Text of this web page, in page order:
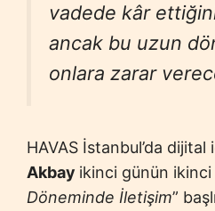
vadede kâr
ancak bu uzun
onlara zarar
HAVAS İstanbul’da
Akbay ikinci günün ikinci
Döneminde İletişim”